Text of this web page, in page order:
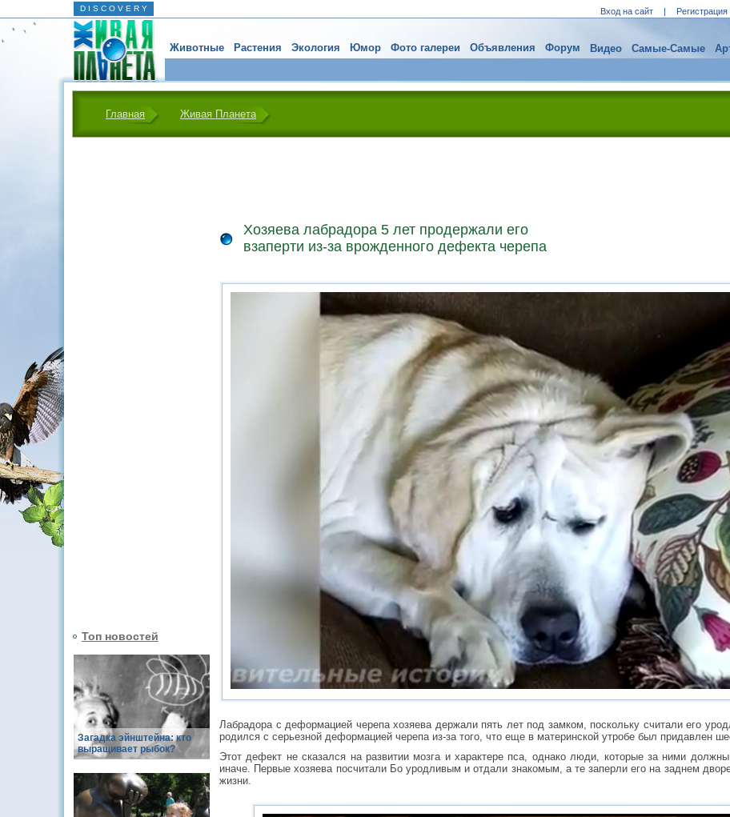
D I S C O V E R Y Вход на сайт | Регистрация
Животные Растения Экология Юмор Фото галереи Объявления Форум Видео Самые-Самые
Главная Живая Планета
Топ новостей
Загадка эйнштейна: кто
выращивает рыбок?
Хозяева лабрадора 5 лет продержали его
взаперти из-за врожденного дефекта черепа
Лабрадора с деформацией черепа хозяева держали пять лет под замком, поскольку считали его
родился с серьезной деформацией черепа из-за того, что еще в материнской утробе был придавлен
Этот дефект не сказался на развитии мозга и характере пса, однако люди, которые за ними
иначе. Первые хозяева посчитали Бо уродливым и отдали знакомым, а те заперли его на заднем
жизни.